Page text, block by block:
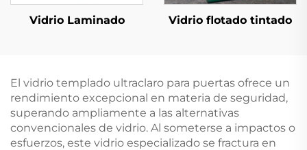
Vidrio Laminado Vidrio flotado tintado
El vidrio templado ultraclaro para puertas ofrece un
rendimiento excepcional en materia de seguridad,
superando ampliamente a las alternativas
convencionales de vidrio. Al someterse a impactos o
esfuerzos, este vidrio especializado se fractura en